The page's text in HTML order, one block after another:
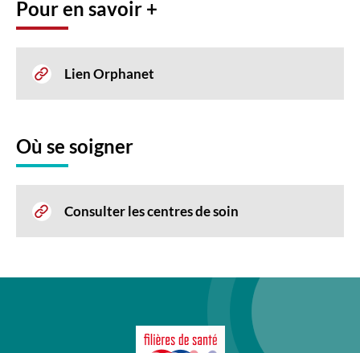
Pour en savoir +
Lien Orphanet
Où se soigner
Consulter les centres de soin